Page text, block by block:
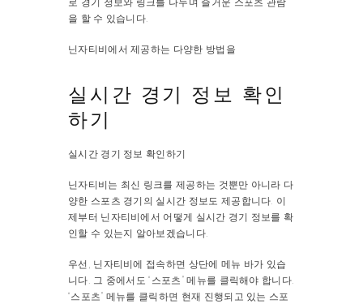
을 할 수 있습니다.
닌자티비에서 제공하는 다양한 방법을
실시간 경기 정보 확인
하기
실시간 경기 정보 확인하기
닌자티비는 최신 링크를 제공하는 것뿐만 아니라 다
양한 스포츠 경기의 실시간 정보도 제공합니다. 이
제부터 닌자티비에서 어떻게 실시간 경기 정보를 확
인할 수 있는지 알아보겠습니다.
우선, 닌자티비에 접속하면 상단에 메뉴 바가 있습
니다. 그 중에서도 “스포츠” 메뉴를 클릭해야 합니다.
“스포츠” 메뉴를 클릭하면 현재 진행되고 있는 스포